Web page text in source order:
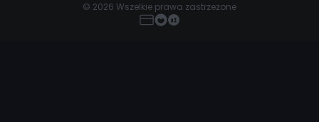
© 2026 Wszelkie prawa zastrzezone